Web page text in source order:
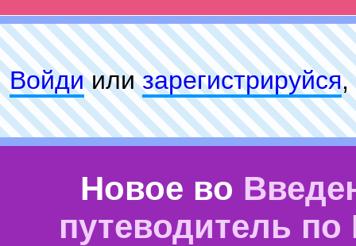
Войдиилизарeгиcтpируйся,
Новое во
путеводитель